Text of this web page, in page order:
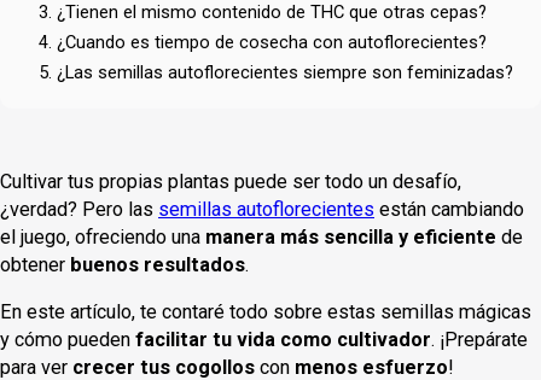
3. ¿Tienen el mismo contenido de THC que otras cepas?
4. ¿Cuando es tiempo de cosecha con autoflorecientes?
5. ¿Las semillas autoflorecientes siempre son feminizadas?
Cultivar tus propias plantas puede ser todo un desafío,
¿verdad? Pero las semillas autoflorecientes están cambiando
el juego, ofreciendo una manera más sencilla y eficiente de
obtener buenos resultados.
En este artículo, te contaré todo sobre estas semillas mágicas
y cómo pueden facilitar tu vida como cultivador. ¡Prepárate
para ver crecer tus cogollos con menos esfuerzo!